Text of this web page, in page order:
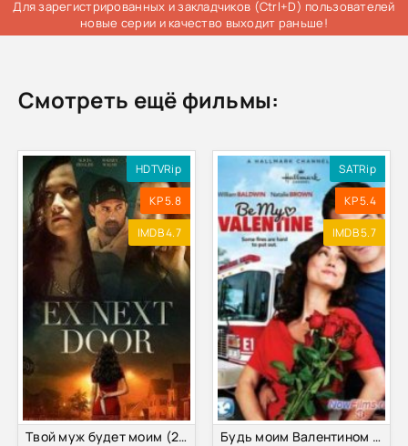
Для зарегистрированных и закладчиков (Ctrl+D) пользователей
новые серии и качество выходит раньше!
Смотреть ещё фильмы:
HDTVRip
KP 5.8
IMDB 4.7
Твой муж будет моим (2019)
SATRip
KP 5.4
IMDB 5.7
Будь моим Валентином (2014)